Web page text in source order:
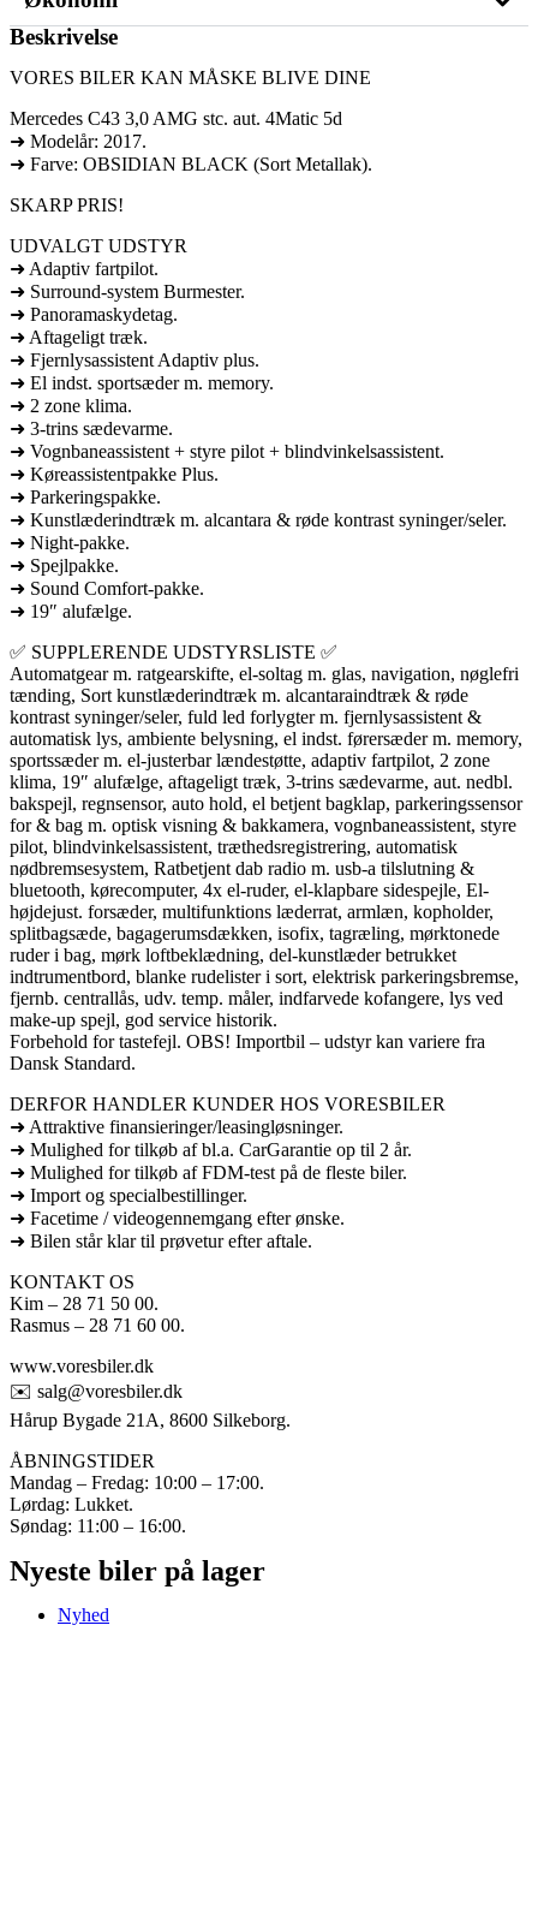
Beskrivelse
VORES BILER KAN MÅSKE BLIVE DINE
Mercedes C43 3,0 AMG stc. aut. 4Matic 5d
➜ Modelår: 2017.
➜ Farve: OBSIDIAN BLACK (Sort Metallak).
SKARP PRIS!
UDVALGT UDSTYR
➜ Adaptiv fartpilot.
➜ Surround-system Burmester.
➜ Panoramaskydetag.
➜ Aftageligt træk.
➜ Fjernlysassistent Adaptiv plus.
➜ El indst. sportsæder m. memory.
➜ 2 zone klima.
➜ 3-trins sædevarme.
➜ Vognbaneassistent + styre pilot + blindvinkelsassistent.
➜ Køreassistentpakke Plus.
➜ Parkeringspakke.
➜ Kunstlæderindtræk m. alcantara & røde kontrast syninger/seler.
➜ Night-pakke.
➜ Spejlpakke.
➜ Sound Comfort-pakke.
➜ 19″ alufælge.
✅ SUPPLERENDE UDSTYRSLISTE ✅
Automatgear m. ratgearskifte, el-soltag m. glas, navigation, nøglefri
tænding, Sort kunstlæderindtræk m. alcantaraindtræk & røde
kontrast syninger/seler, fuld led forlygter m. fjernlysassistent &
automatisk lys, ambiente belysning, el indst. førersæder m. memory,
sportssæder m. el-justerbar lændestøtte, adaptiv fartpilot, 2 zone
klima, 19″ alufælge, aftageligt træk, 3-trins sædevarme, aut. nedbl.
bakspejl, regnsensor, auto hold, el betjent bagklap, parkeringssensor
for & bag m. optisk visning & bakkamera, vognbaneassistent, styre
pilot, blindvinkelsassistent, træthedsregistrering, automatisk
nødbremsesystem, Ratbetjent dab radio m. usb-a tilslutning &
bluetooth, kørecomputer, 4x el-ruder, el-klapbare sidespejle, El-
højdejust. forsæder, multifunktions læderrat, armlæn, kopholder,
splitbagsæde, bagagerumsdækken, isofix, tagræling, mørktonede
ruder i bag, mørk loftbeklædning, del-kunstlæder betrukket
indtrumentbord, blanke rudelister i sort, elektrisk parkeringsbremse,
fjernb. centrallås, udv. temp. måler, indfarvede kofangere, lys ved
make-up spejl, god service historik.
Forbehold for tastefejl. OBS! Importbil – udstyr kan variere fra
Dansk Standard.
DERFOR HANDLER KUNDER HOS VORESBILER
➜ Attraktive finansieringer/leasingløsninger.
➜ Mulighed for tilkøb af bl.a. CarGarantie op til 2 år.
➜ Mulighed for tilkøb af FDM-test på de fleste biler.
➜ Import og specialbestillinger.
➜ Facetime / videogennemgang efter ønske.
➜ Bilen står klar til prøvetur efter aftale.
KONTAKT OS
Kim – 28 71 50 00.
Rasmus – 28 71 60 00.
www.voresbiler.dk
✉️ salg@voresbiler.dk
Hårup Bygade 21A, 8600 Silkeborg.
ÅBNINGSTIDER
Mandag – Fredag: 10:00 – 17:00.
Lørdag: Lukket.
Søndag: 11:00 – 16:00.
Nyeste biler på lager
Nyhed